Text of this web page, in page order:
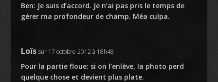
Ben: Je suis d’accord. Je n’ai pas pris le temps de
gérer ma profondeur de champ. Méa culpa.
Loïs sur 17 octobre 2012 à 18h48
Pour la partie floue: si on l’enlève, la photo perd
quelque chose et devient plus plate.